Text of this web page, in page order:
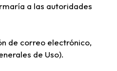
a las autoridades
de correo electrónico,
de Uso).